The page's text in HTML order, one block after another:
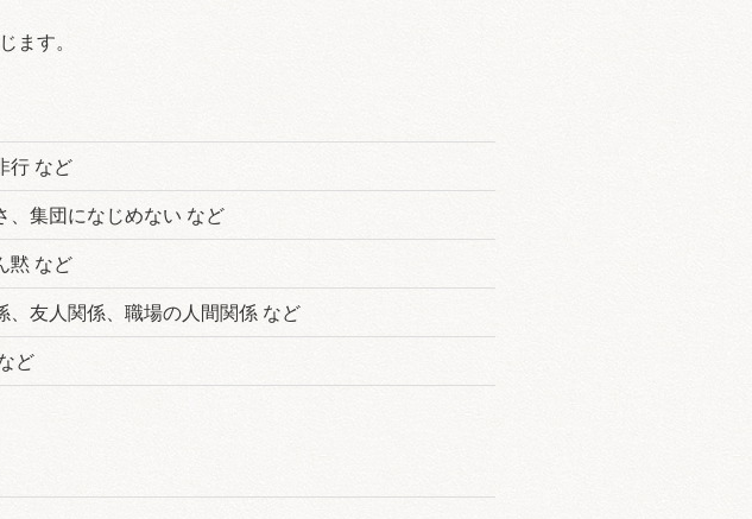
ます。
行 など
、集団になじめない など
黙 など
、友人関係、職場の人間関係 など
ど